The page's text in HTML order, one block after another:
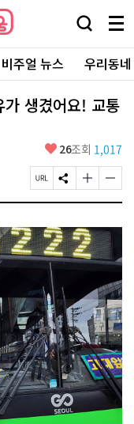
검
창
열
기
메
뉴
전
체
보
기
비주얼 뉴스 우리동
가 생겼어요! 교통
좋
요
26조회 1,017
페
이
U
R
L
복
사
S
N
공
유
하
기
글
자
기
크
게
변
하
기
글
자
기
작
변
경
하
기